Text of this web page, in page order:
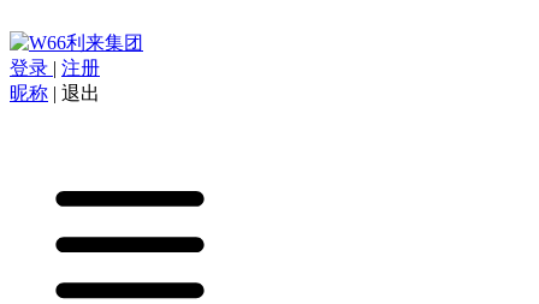
登录 | 注册
昵称 | 退出